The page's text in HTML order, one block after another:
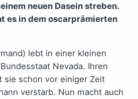
neuen Dasein streben.
es in dem oscarprämierten
lebt in einer kleinen
Nevada. Ihren
sie schon vor einiger Zeit
verstarb. Nun macht auch